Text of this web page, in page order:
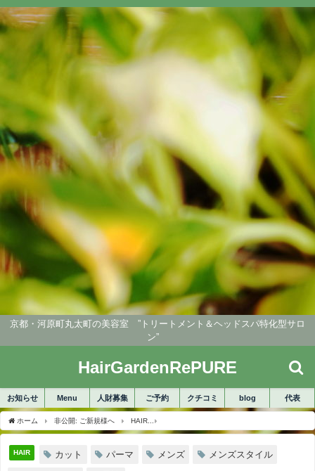
京都・河原町丸太町の美容室 ”トリートメント＆ヘッドスパ特化型サロ
ン”
HairGardenRePURE
お知らせ Menu 人財募集 ご予約 クチコミ blog 代表
ホーム 非公開: ご新規様へ HAIR
HAIR カット パーマ メンズ メンズスタイル